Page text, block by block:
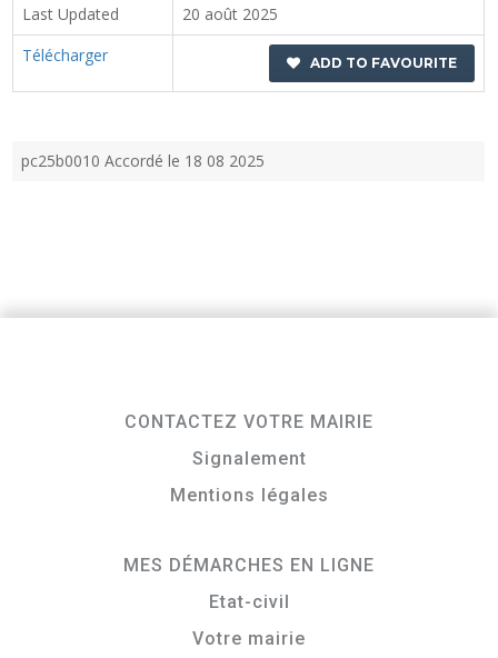
Last Updated
20 août 2025
Télécharger
ADD TO FAVOURITE
pc25b0010 Accordé le 18 08 2025
CONTACTEZ VOTRE MAIRIE
Signalement
Mentions légales
MES DÉMARCHES EN LIGNE
Etat-civil
Votre mairie